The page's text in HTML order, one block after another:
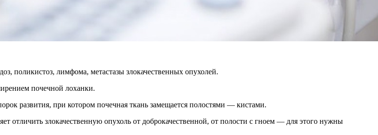
поликистоз, лимфома, метастазы злокачественных опухолей.
почечной лоханки.
развития, при котором почечная ткань замещается полостями — кистами.
отличить злокачественную опухоль от доброкачественной, от полости с гноем — для этого нужны